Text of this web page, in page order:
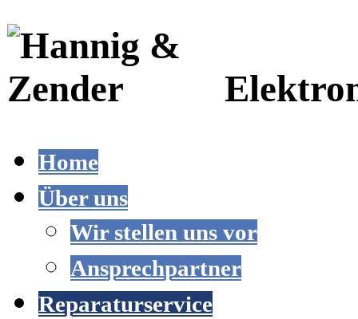
Home
Über uns
Wir stellen uns vor
Ansprechpartner
Reparaturservice